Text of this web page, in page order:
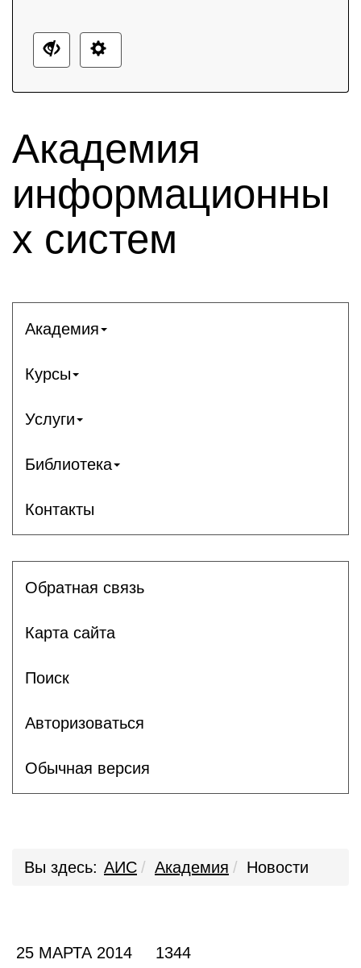
Академия
информационны
х систем
Академия
Курсы
Услуги
Библиотека
Контакты
Обратная связь
Карта сайта
Поиск
Авторизоваться
Обычная версия
Вы здесь: АИС Академия Новости
25 МАРТА 2014 1344